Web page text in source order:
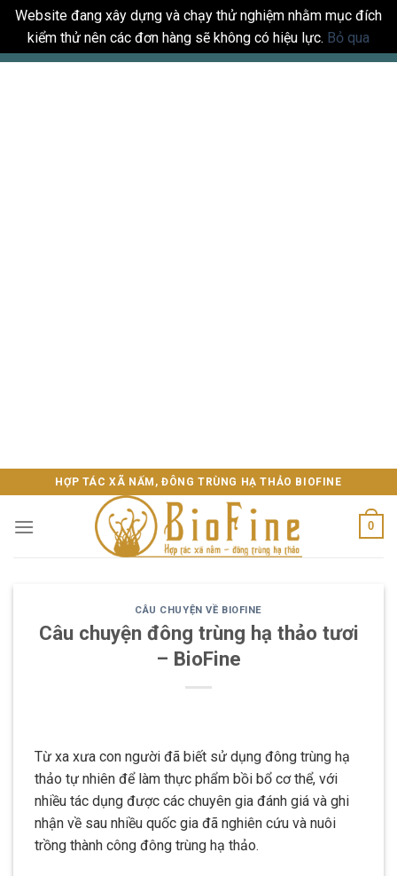
Website đang xây dựng và chạy thử nghiệm nhằm mục đích
kiểm thử nên các đơn hàng sẽ không có hiệu lực. Bỏ qua
Skip
HỢP TÁC XÃ NẤM, ĐÔNG TRÙNG HẠ THẢO BIOFINE
0
CÂU CHUYỆN VỀ BIOFINE
Câu chuyện đông trùng hạ thảo tươi
– BioFine
Từ xa xưa con người đã biết sử dụng đông trùng hạ
thảo tự nhiên để làm thực phẩm bồi bổ cơ thể, với
nhiều tác dụng được các chuyên gia đánh giá và ghi
nhận về sau nhiều quốc gia đã nghiên cứu và nuôi
trồng thành công đông trùng hạ thảo.